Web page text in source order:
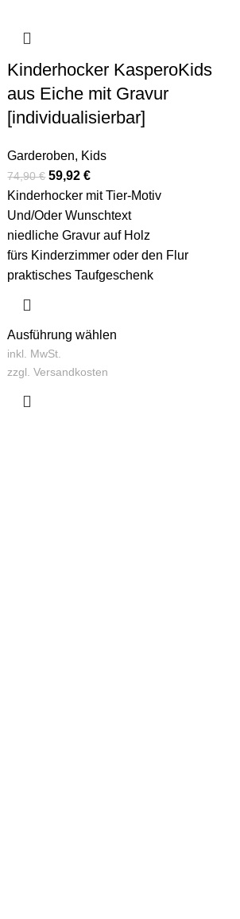
Kinderhocker KasperoKids
aus Eiche mit Gravur
[individualisierbar]
Garderoben, Kids
74,90€ 59,92€
Kinderhocker mit Tier-Motiv
Und/Oder Wunschtext
niedliche Gravur auf Holz
fürs Kinderzimmer oder den Flur
praktisches Taufgeschenk
Ausführung wählen
inkl. MwSt.
zzgl.Versandkosten